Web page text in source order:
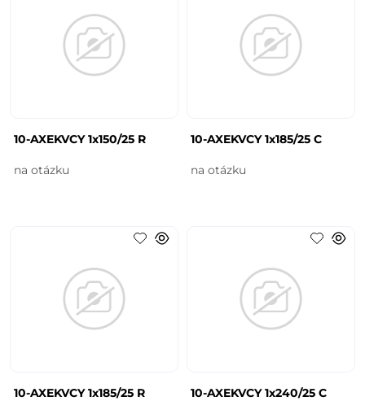
10-AXEKVCY 1x150/25 R
na otázku
10-AXEKVCY 1x185/25 C
na otázku
10-AXEKVCY 1x185/25 R 10-AXEKVCY 1x240/25 C